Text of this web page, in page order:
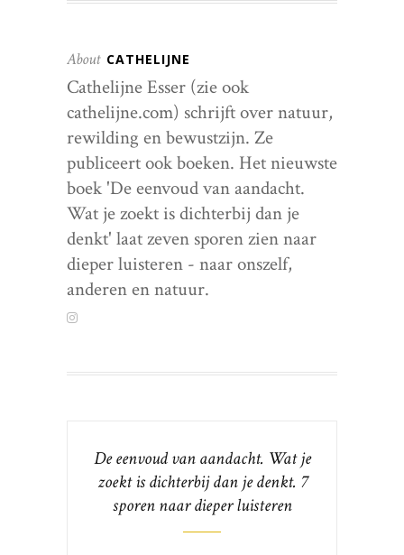
About CATHELIJNE
Cathelijne Esser (zie ook
cathelijne.com) schrijft over natuur,
rewilding en bewustzijn. Ze
publiceert ook boeken. Het nieuwste
boek 'De eenvoud van aandacht.
Wat je zoekt is dichterbij dan je
denkt' laat zeven sporen zien naar
dieper luisteren - naar onszelf,
anderen en natuur.
De eenvoud van aandacht. Wat je
zoekt is dichterbij dan je denkt. 7
sporen naar dieper luisteren